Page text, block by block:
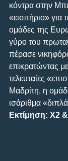
κόντρα στην
«εισιτήριο» για
ομάδες της
γύρο του
πέρασε
επικρατώντας
τελευταίες
Μαδρίτη, η
ισάριθμα
Εκτίμηση: Χ2